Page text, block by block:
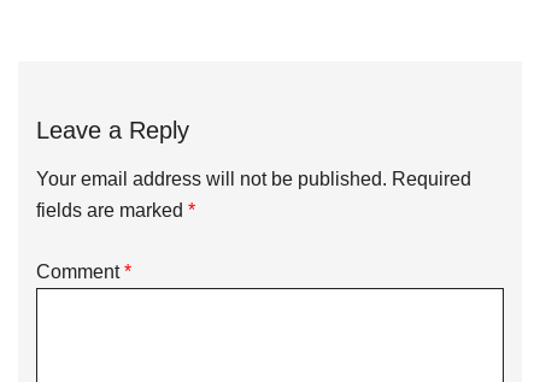
Leave a Reply
Your email address will not be published. Required
fields are marked *
Comment*